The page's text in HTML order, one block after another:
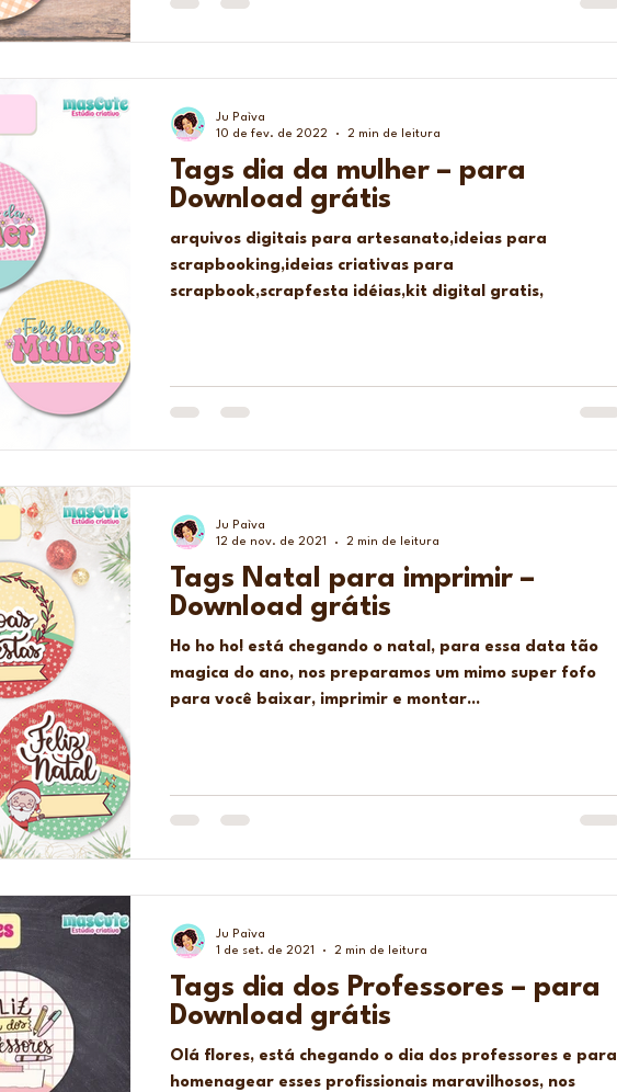
Tags dia da mulher – para
Download grátis
arquivos digitais para artesanato,ideias para
scrapbooking,ideias criativas para
scrapbook,scrapfesta idéias,kit digital gratis,
Ju Paìva
10 de fev. de 2022
2 min de leitura
Tags Natal para imprimir –
Download grátis
Ho ho ho! está chegando o natal, para essa data tão
magica do ano, nos preparamos um mimo super fofo
para você baixar, imprimir e montar...
Ju Paìva
12 de nov. de 2021
2 min de leitura
Tags dia dos Professores – para
Download grátis
Olá flores, está chegando o dia dos professores e para
homenagear esses profissionais maravilhosos, nos
Ju Paìva
1 de set. de 2021
2 min de leitura